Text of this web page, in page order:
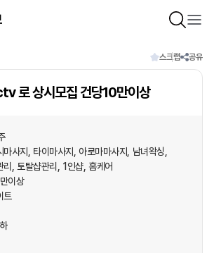
스크랩 공유
로 상시모집 건당10만이상
마사지 타이마사지 아로마마사지
남녀왁싱
토탈샵관리 1인샵 홈케어
이상
트